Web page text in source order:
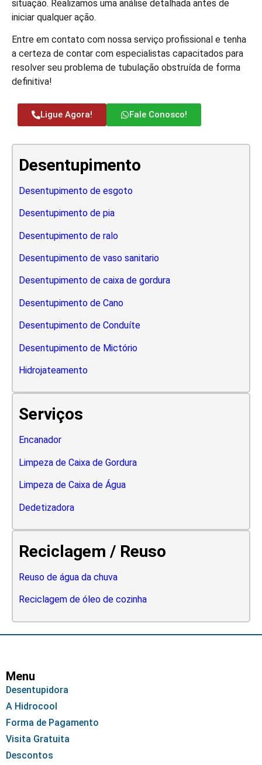
situação. Realizamos uma análise detalhada antes de
iniciar qualquer ação.
Entre em contato com nossa serviço profissional e tenha
a certeza de contar com especialistas capacitados para
resolver seu problema de tubulação obstruída de forma
definitiva!
Ligue Agora! Fale Conosco!
Desentupimento
Desentupimento de esgoto
Desentupimento de pia
Desentupimento de ralo
Desentupimento de vaso sanitario
Desentupimento de caixa de gordura
Desentupimento de Cano
Desentupimento de Conduíte
Desentupimento de Mictório
Hidrojateamento
Serviços
Encanador
Limpeza de Caixa de Gordura
Limpeza de Caixa de Água
Dedetizadora
Reciclagem / Reuso
Reuso de água da chuva
Reciclagem de óleo de cozinha
Menu
Desentupidora
A Hidrocool
Forma de Pagamento
Visita Gratuita
Descontos